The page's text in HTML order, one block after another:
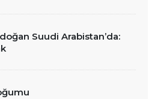
Suudi Arabistan’da: